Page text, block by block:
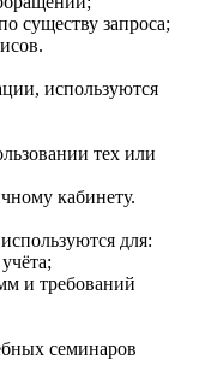
существу запроса;
используются
тех или
кабинету.
для:
и требований
семинаров